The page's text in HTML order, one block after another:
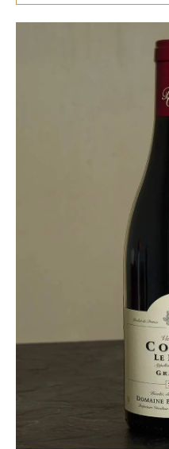
Херес
Красные
Розовые
Французские
Испанские
Мескаль